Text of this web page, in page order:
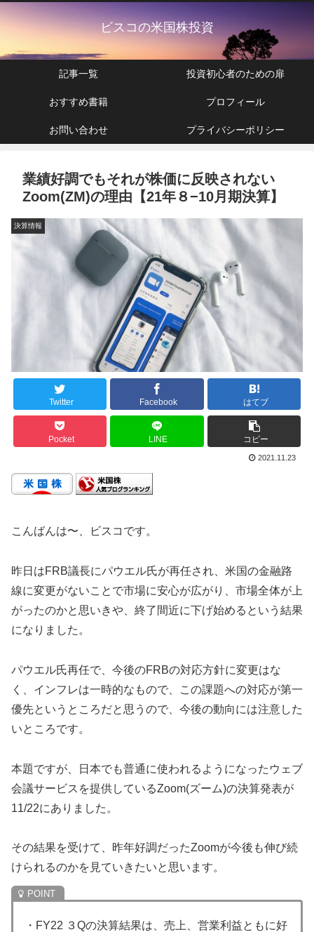
ビスコの米国株投資
記事一覧 投資初心者のための扉
おすすめ書籍 プロフィール
お問い合わせ プライバシーポリシー
業績好調でもそれが株価に反映されない
Zoom(ZM)の理由【21年８−10月期決算】
決算情報
Twitter Facebook はてブ
Pocket LINE コピー
2021.11.23
こんばんは〜、ビスコです。
昨日はFRB議長にパウエル氏が再任され、米国の金融路
線に変更がないことで市場に安心が広がり、市場全体が上
がったのかと思いきや、終了間近に下げ始めるという結果
になりました。
パウエル氏再任で、今後のFRBの対応方針に変更はな
く、インフレは一時的なもので、この課題への対応が第一
優先というところだと思うので、今後の動向には注意した
いところです。
本題ですが、日本でも普通に使われるようになったウェブ
会議サービスを提供しているZoom(ズーム)の決算発表が
11/22にありました。
その結果を受けて、昨年好調だったZoomが今後も伸び続
けられるのかを見ていきたいと思います。
・FY22 ３Qの決算結果は、売上、営業利益ともに好